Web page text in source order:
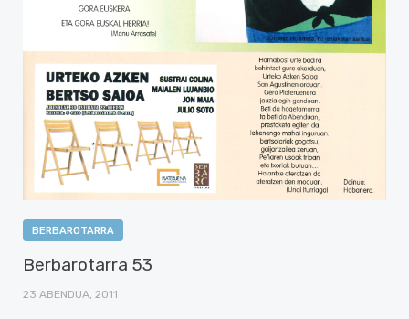
BERBAROTARRA
Berbarotarra 53
23 ABENDUA, 2011